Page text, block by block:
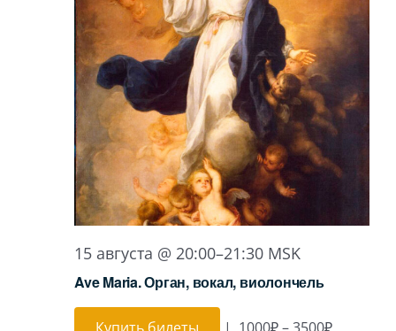
15 августа @ 20:00–21:30 MSK
Ave Maria. Орган, вокал, виолончель